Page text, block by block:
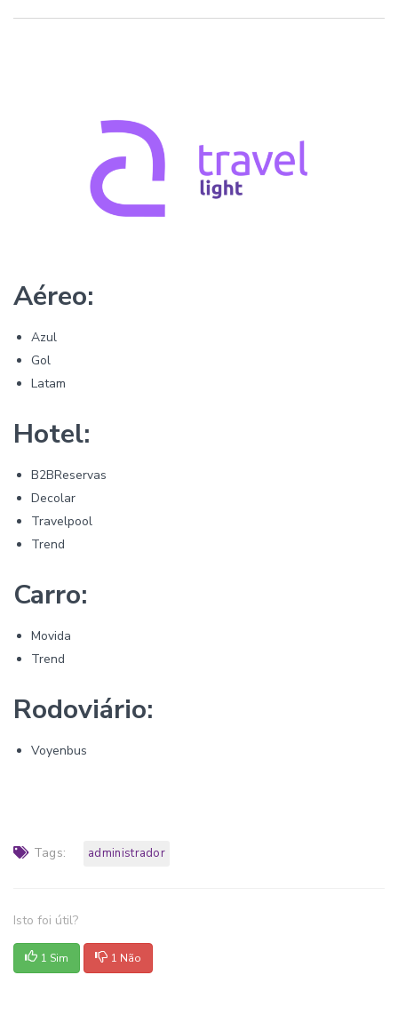
Aéreo:
Azul
Gol
Latam
Hotel:
B2BReservas
Decolar
Travelpool
Trend
Carro:
Movida
Trend
Rodoviário:
Voyenbus
Tags: administrador
Isto foi útil?
1 Sim 1 Não